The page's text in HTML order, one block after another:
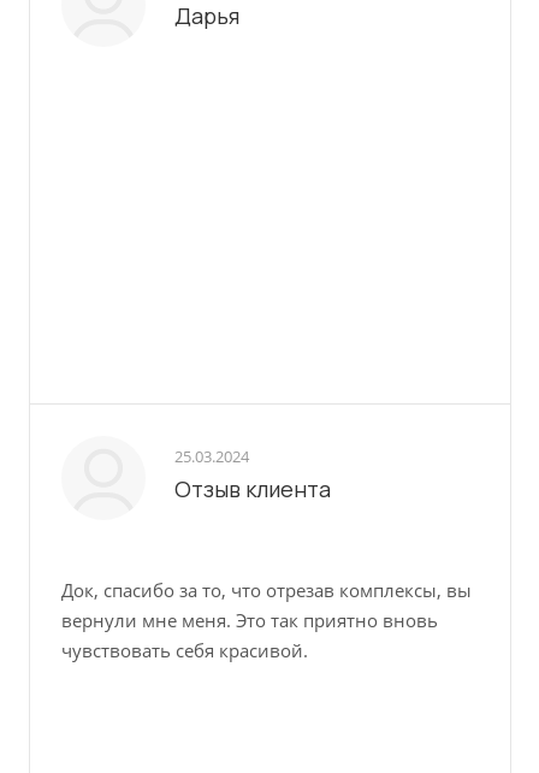
Дарья
25.03.2024
Отзыв клиента
Док, спасибо за то, что отрезав комплексы, вы
вернули мне меня. Это так приятно вновь
чувствовать себя красивой.